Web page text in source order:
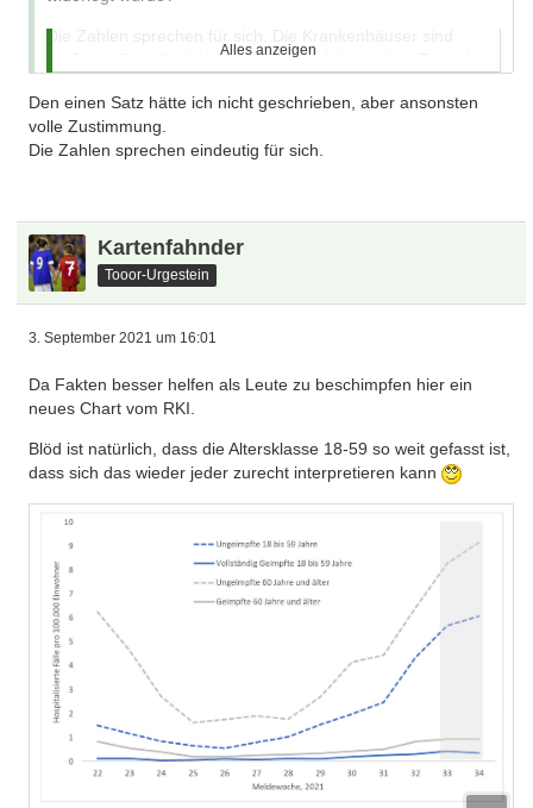
größtenteils voll mit Ungeimpften, welche andere Bereiche
Geimpfte haben zu rund 90 Prozent einen milden Verlauf.
Geimpfte stecken sich weitaus seltener an, siehe neueste
Zahlen. Ungeimpfte nehmen somit Geimpfte quasi wieder
Falls man wirklich weiterhin auf die lächerliche 3G statt 2G-
Regel beharrt, dann aber bitte mit PCR-Test. Da habe ich
absolut kein Mitleid mehr übrig.
Über sowas diskutiere ich nicht mehr.Das ist Querdenker-
Scheisse und nichts anderes.
und immer wieder mit den gleichen Leuten darüber zu
diskutieren ist Zeitverschwendung.
Drückt euch ab spätestens Herbst die Nase an Restaurants,
Theatern und co. platt. Nicht mein Problem
Alles anzeigen
Den einen Satz hätte ich nicht geschrieben, aber ansonsten
volle Zustimmung.
Die Zahlen sprechen eindeutig für sich.
Kartenfahnder
Tooor-Urgestein
3. September 2021 um 16:01
Da Fakten besser helfen als Leute zu beschimpfen hier ein
neues Chart vom RKI.
Blöd ist natürlich, dass die Altersklasse 18-59 so weit gefasst ist,
dass sich das wieder jeder zurecht interpretieren kann